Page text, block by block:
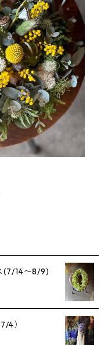
(7/14〜8/9)
4）